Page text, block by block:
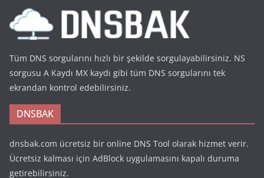
Tüm DNS sorgularını hızlı bir şekilde sorgulayabilirsiniz. NS
sorgusu A Kaydı MX kaydı gibi tüm DNS sorgularını tek
ekrandan kontrol edebilirsiniz.
DNSBAK
dnsbak.com ücretsiz bir online DNS Tool olarak hizmet verir.
Ücretsiz kalması için AdBlock uygulamasını kapalı duruma
getirebilirsiniz.